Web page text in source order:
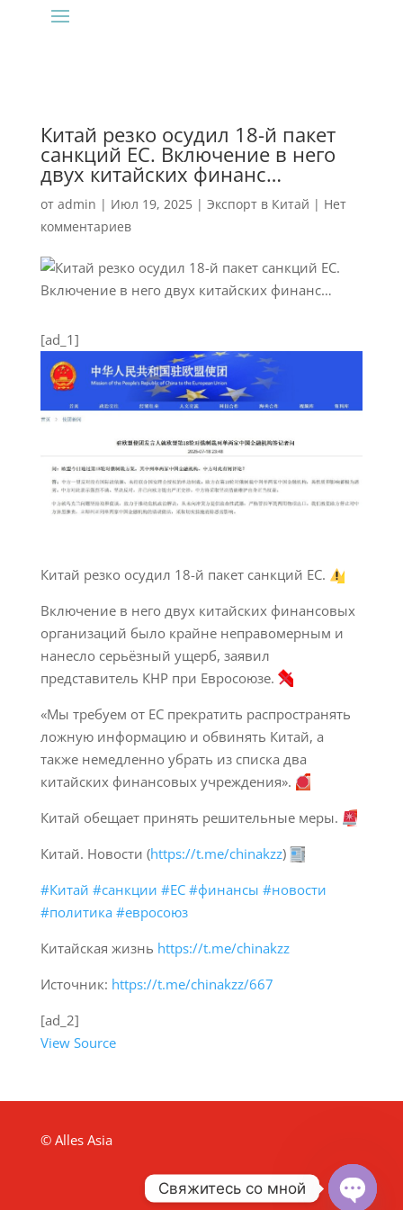
Китай резко осудил 18-й пакет
санкций ЕС. Включение в него
двух китайских финанс…
от admin | Июл 19, 2025| Экспорт в Китай | Нет
комментариев
[ad_1]
Китай резко осудил 18-й пакет санкций ЕС.
Включение в него двух китайских финансовых
организаций было крайне неправомерным и
нанесло серьёзный ущерб, заявил
представитель КНР при Евросоюзе.
«Мы требуем от ЕС прекратить распространять
ложную информацию и обвинять Китай, а
также немедленно убрать из списка два
китайских финансовых учреждения».
Китай обещает принять решительные меры.
Китай. Новости (https://t.me/chinakzz)
#Китай #санкции #ЕС #финансы #новости
#политика #евросоюз
Китайская жизнь https://t.me/chinakzz
Источник: https://t.me/chinakzz/667
[ad_2]
View Source
© Alles Asia
Свяжитесь со мной